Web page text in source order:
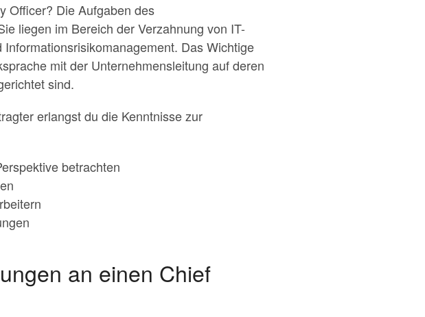
Officer? Die Aufgaben des
liegen im Bereich der Verzahnung von IT-
Das Wichtige
mit der Unternehmensleitung auf deren
sind.
erlangst du die Kenntnisse zur
betrachten
an einen Chief